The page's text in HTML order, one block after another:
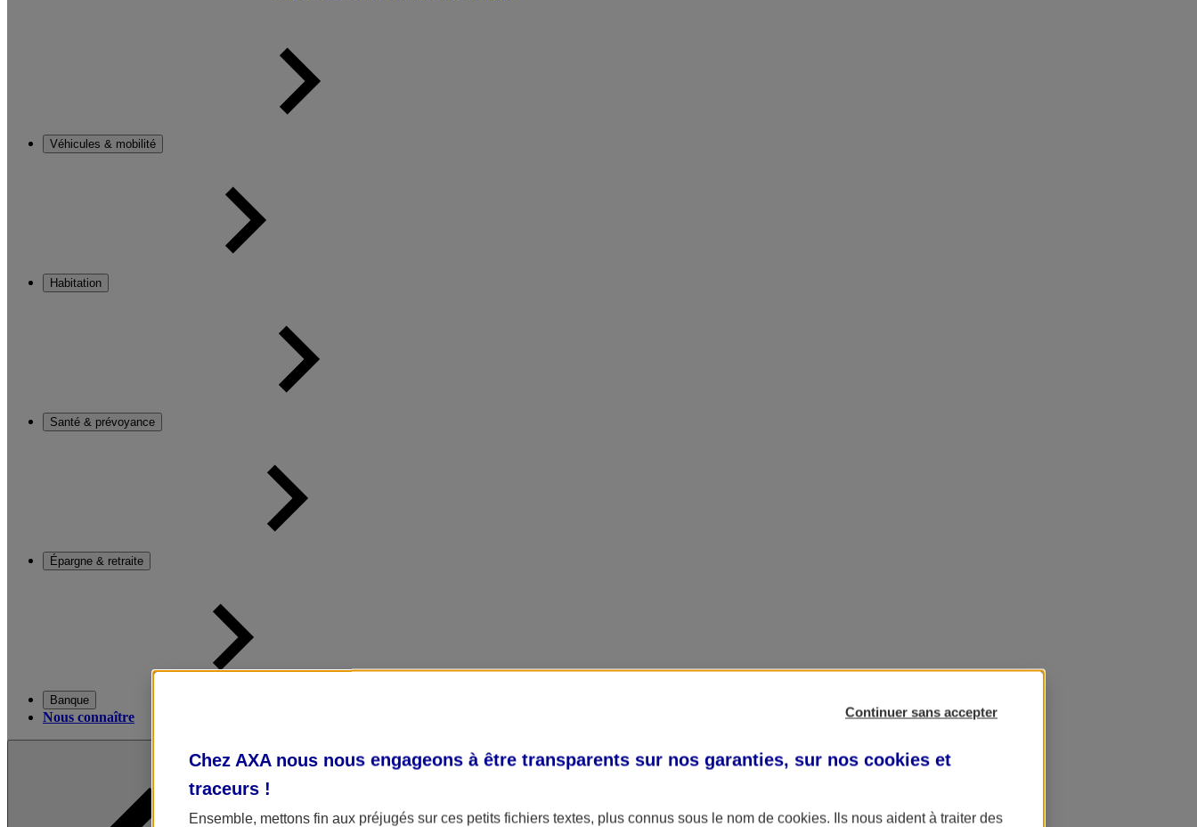
Véhicules & mobilité
Habitation
Santé & prévoyance
Épargne & retraite
Banque
Nous connaître Continuer sans accepter
Chez AXA nous nous engageons à être transparents sur nos garanties, sur nos cookies et
traceurs !
Ensemble, mettons fin aux préjugés sur ces petits fichiers textes, plus connus sous le nom de cookies. Ils nous aident à traiter des